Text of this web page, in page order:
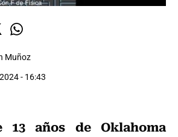
Muñoz
- 16:43
años de Oklahoma